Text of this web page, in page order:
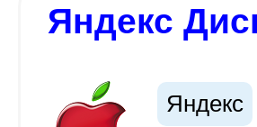
Яндекс
Яндекс